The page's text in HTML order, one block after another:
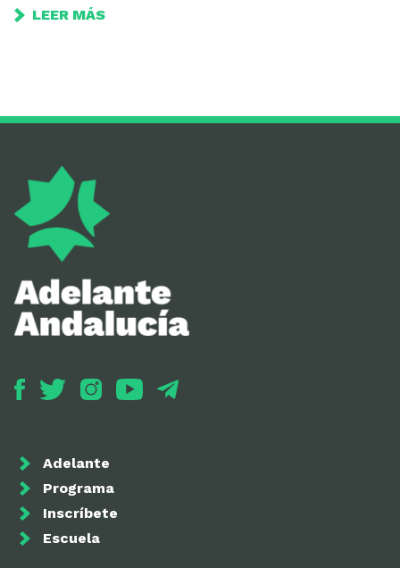
LEER MÁS
Adelante
Programa
Inscríbete
Escuela